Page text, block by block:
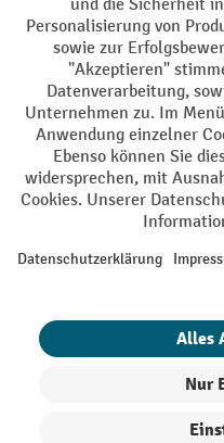
Impressum
Barrierefreiheit
Alle Preise exkl. gesetzl.
Nachnahmegebühren, wenn
¹ Der Rabatt gilt so lange der
oder Gutscheinen ist nicht
eingelöst werden. Die Höhe
Produktkategorie und beträgt
Heben | 7% auf Büro).
Ausschluss von Werkzeug.